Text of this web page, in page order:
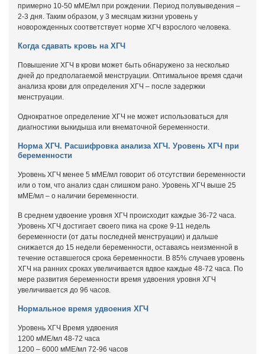
примерно 10-50 мМЕ/мл при рождении. Период полувыведения –
2-3 дня. Таким образом, у 3 месяцам жизни уровень у
новорожденных соответствует норме ХГЧ взрослого человека.
Когда сдавать кровь на ХГЧ
Повышение ХГЧ в крови может быть обнаружено за несколько
дней до предполагаемой менструации. Оптимальное время сдачи
анализа крови для определения ХГЧ – после задержки
менструации.
Однократное определение ХГЧ не может использоваться для
диагностики выкидыша или внематочной беременности.
Норма ХГЧ. Расшифровка анализа ХГЧ. Уровень ХГЧ при
беременности
Уровень ХГЧ менее 5 мМЕ/мл говорит об отсутствии беременности
или о том, что анализ сдан слишком рано. Уровень ХГЧ выше 25
мМЕ/мл – о наличии беременности.
В среднем удвоение уровня ХГЧ происходит каждые 36-72 часа.
Уровень ХГЧ достигает своего пика на сроке 9-11 недель
беременности (от даты последней менструации) и дальше
снижается до 15 недели беременности, оставаясь неизменной в
течение оставшегося срока беременности. В 85% случаев уровень
ХГЧ на ранних сроках увеличивается вдвое каждые 48-72 часа. По
мере развития беременности время удвоения уровня ХГЧ
увеличивается до 96 часов.
Нормальное время удвоения ХГЧ
Уровень ХГЧ Время удвоения
1200 мМЕ/мл 48-72 часа
1200 – 6000 мМЕ/мл 72-96 часов